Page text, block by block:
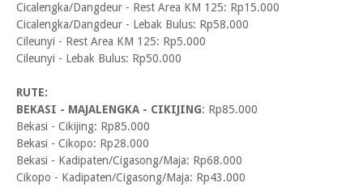
Cicalengka/Dangdeur - Rest Area KM 125: Rp15.000
Cicalengka/Dangdeur - Lebak Bulus: Rp58.000
Cileunyi - Rest Area KM 125: Rp5.000
Cileunyi - Lebak Bulus: Rp50.000
RUTE:
BEKASI - MAJALENGKA - CIKIJING: Rp85.000
Bekasi - Cikijing: Rp85.000
Bekasi - Cikopo: Rp28.000
Bekasi - Kadipaten/Cigasong/Maja: Rp68.000
Cikopo - Kadipaten/Cigasong/Maja: Rp43.000